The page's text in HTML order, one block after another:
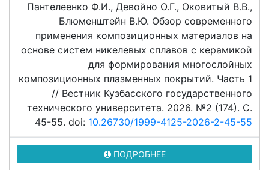
Пантелеенко Ф.И., Девойно О.Г., Оковитый В.В.,
Блюменштейн В.Ю. Обзор современного
применения композиционных материалов на
основе систем никелевых сплавов с керамикой
для формирования многослойных
композиционных плазменных покрытий. Часть 1
// Вестник Кузбасского государственного
технического университета. 2026. №2 (174). C.
45-55. doi: 10.26730/1999-4125-2026-2-45-55
ПОДРОБНЕЕ